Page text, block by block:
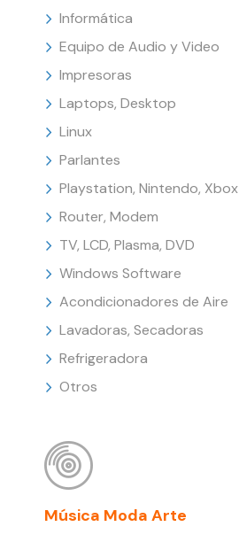
Informática
Equipo de Audio y Video
Impresoras
Laptops, Desktop
Linux
Parlantes
Playstation, Nintendo, Xbox
Router, Modem
TV, LCD, Plasma, DVD
Windows Software
Acondicionadores de Aire
Lavadoras, Secadoras
Refrigeradora
Otros
Música Moda Arte